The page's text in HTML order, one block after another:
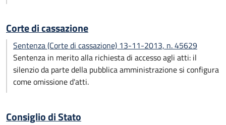
Corte di cassazione
Sentenza (Corte di cassazione) 13-11-2013, n. 45629
Sentenza in merito alla richiesta di accesso agli atti: il
silenzio da parte della pubblica amministrazione si configura
come omissione d'atti.
Consiglio di Stato